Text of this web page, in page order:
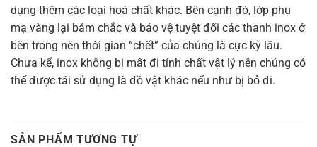
dụng thêm các loại hoá chất khác. Bên cạnh đó, lớp phụ
mạ vàng lại bám chắc và bảo vệ tuyệt đối các thanh inox ở
bên trong nên thời gian “chết” của chúng là cực kỳ lâu.
Chưa kể, inox không bị mất đi tính chất vật lý nên chúng có
thể được tái sử dụng là đồ vật khác nếu như bị bỏ đi.
SẢN PHẨM TƯƠNG TỰ